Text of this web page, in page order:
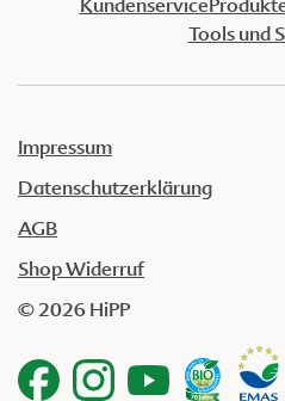
Kundenservice
Tools und
Impressum
Datenschutzerklärung
AGB
Shop Widerruf
© 2026 HiPP